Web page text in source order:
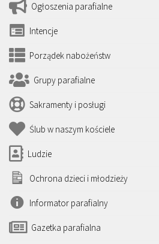
Ogłoszenia parafialne
Intencje
Porządek nabożeństw
Grupy parafialne
Sakramenty i posługi
Ślub w naszym kościele
Ludzie
Ochrona dzieci i młodzieży
Informator parafialny
Gazetka parafialna